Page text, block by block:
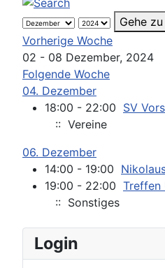
Gehe
Vorherige Woche
02 - 08 Dezember, 2024
Folgende Woche
04. Dezember
18:00 - 22:00 SV
:: Vereine
06. Dezember
14:00 - 19:00
19:00 - 22:00 Treffen
:: Sonstiges
Login